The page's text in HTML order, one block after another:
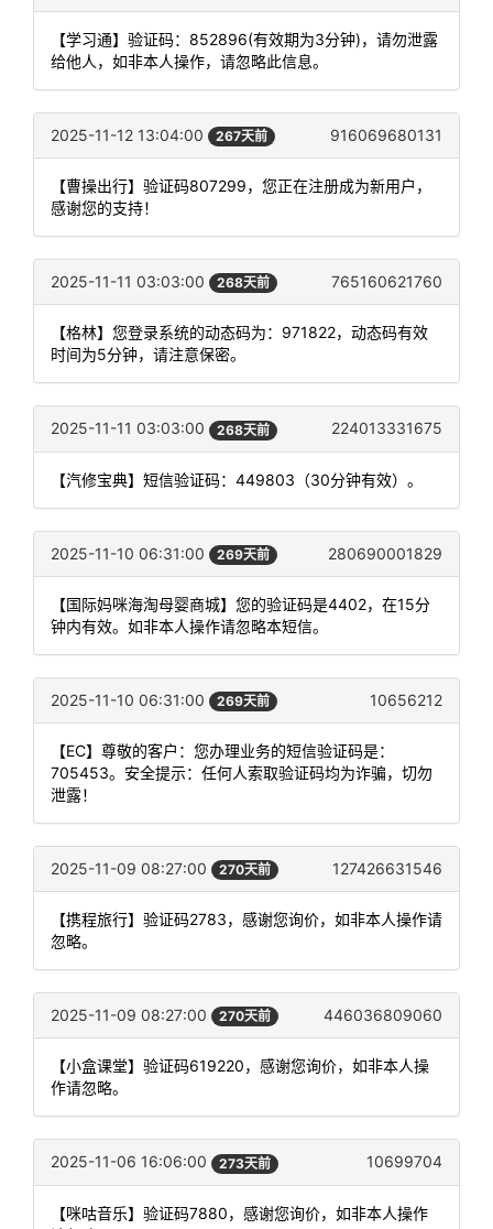
【学习通】验证码：852896(有效期为3分钟)，请勿泄露
给他人，如非本人操作，请忽略此信息。
2025-11-12 13:04:00 267天前 916069680131
【曹操出行】验证码807299，您正在注册成为新用户，
感谢您的支持！
2025-11-11 03:03:00 268天前 765160621760
【格林】您登录系统的动态码为：971822，动态码有效
时间为5分钟，请注意保密。
2025-11-11 03:03:00 268天前 224013331675
【汽修宝典】短信验证码：449803（30分钟有效）。
2025-11-10 06:31:00 269天前 280690001829
【国际妈咪海淘母婴商城】您的验证码是4402，在15分
钟内有效。如非本人操作请忽略本短信。
2025-11-10 06:31:00 269天前 10656212
【EC】尊敬的客户：您办理业务的短信验证码是：
705453。安全提示：任何人索取验证码均为诈骗，切勿
泄露！
2025-11-09 08:27:00 270天前 127426631546
【携程旅行】验证码2783，感谢您询价，如非本人操作请
忽略。
2025-11-09 08:27:00 270天前 446036809060
【小盒课堂】验证码619220，感谢您询价，如非本人操
作请忽略。
2025-11-06 16:06:00 273天前 10699704
【咪咕音乐】验证码7880，感谢您询价，如非本人操作